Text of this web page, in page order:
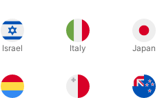
a $20 trick in this day and age, let
Regal
an effect that left me and my
Israel Italy Japan